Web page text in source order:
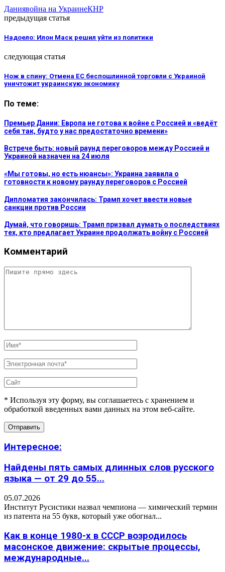
Даниявойна на УкраинеКНР
предыдущая статья
Надоело: Илон Маск решил уйти из политики
следующая статья
Нож в спину: Отмена ЕС беспошлинной торговли с Украиной
уничтожит украинскую экономику
По теме:
Премьер Дании: Европа не готова к войне с Россией и «ведёт
себя так, будто у нас предостаточно времени»
Встрече быть: новый раунд переговоров между Россией и
Украиной назначен на 24 июля
«Мы готовы, но есть нюансы»: Украина заявила о
готовности к новому раунду переговоров с Россией
Дипломатия закончилась: Трамп хочет ввести новые
санкции против России
Думай, что говоришь: Трамп призвал думать о последствиях
тех, кто предлагает Украине продолжать войну с Россией
Комментарий
* Используя эту форму, вы соглашаетесь с хранением и
обработкой введенных вами данных на этом веб-сайте.
Интересное:
Найдены пять самых длинных слов русского
языка — от 29 до 55...
05.07.2026
Институт Русистики назвал чемпиона — химический термин
из патента на 55 букв, который уже обогнал...
Как в конце 1980-х в СССР возродилось
масонское движение: скрытые процессы,
международные...